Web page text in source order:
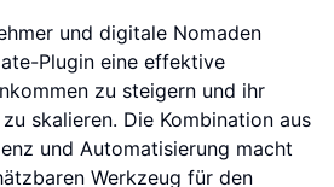
und digitale Nomaden
Plugin eine effektive
zu steigern und ihr
skalieren. Die Kombination aus
und Automatisierung macht
Werkzeug für den